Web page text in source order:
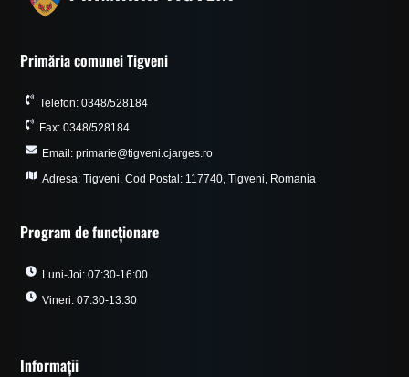
Primăria comunei Tigveni
Telefon: 0348/528184
Fax: 0348/528184
Email: primarie@tigveni.cjarges.ro
Adresa: Tigveni, Cod Postal: 117740, Tigveni, Romania
Program de funcționare
Luni-Joi: 07:30-16:00
Vineri: 07:30-13:30
Informații